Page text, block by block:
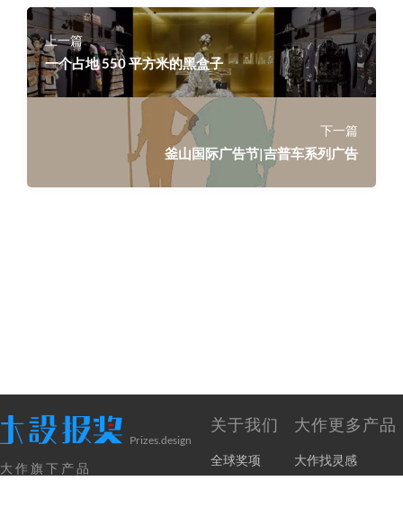
上一篇
一个占地 550 平方米的黑盒子
下一篇
釜山国际广告节|吉普车系列广告
Prizes.design
大作旗下产品
关于我们
全球奖项
大作更多产品
大作找灵感